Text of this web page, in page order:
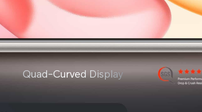
Quad-Curved Display